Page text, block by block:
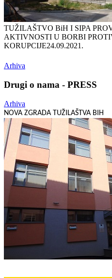
TUŽILAŠTVO BiH I SIPA
AKTIVNOSTI U BORBI
KORUPCIJE24.09.2021.
Arhiva
Drugi o nama - PRESS
Arhiva
NOVA ZGRADA TUŽILAŠTVA BIH